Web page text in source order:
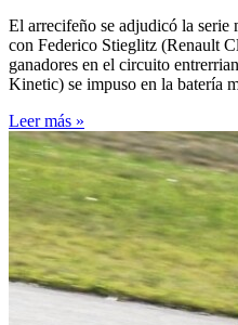
El arrecifeño se adjudicó la serie
con Federico Stieglitz (Renault
ganadores en el circuito
Kinetic) se impuso en la batería
Leer más »